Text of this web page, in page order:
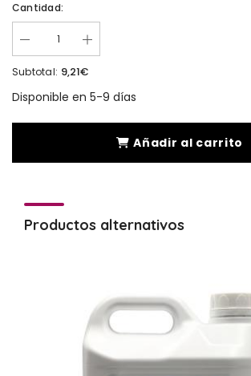
Cantidad:
Subtotal: 9,21€
Disponible en 5-9 días
Añadir al carrito
Productos alternativos